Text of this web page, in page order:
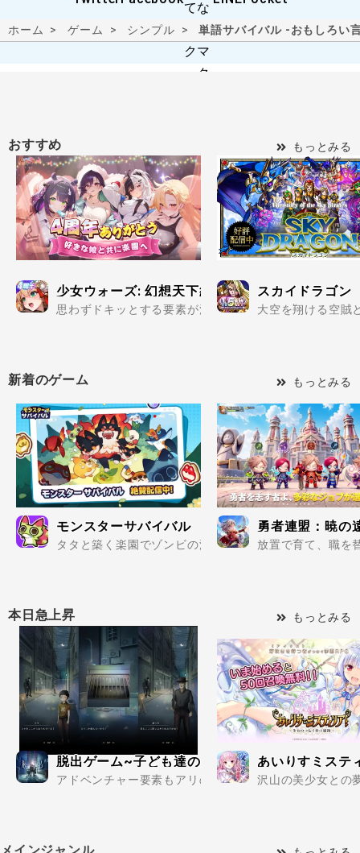
ホーム ゲーム シンプル 単語サバイバル -おもしろい
おすすめ もっとみる
少女ウォーズ: 幻想天下統一戦
思わずドキッとする要素が満載の美少女だらけで楽し
スカイドラゴン
大空を翔ける空賊
新着のゲーム もっとみる
モンスターサバイバル
タタと築く楽園でゾンビの波を迎え撃て..
勇者連盟：暁の
放置で育て、職を
本日急上昇 もっとみる
脱出ゲーム~子ども達の路地裏から脱出~
アドベンチャー要素もアリの新感覚脱出ゲーム！..
あいりすミステ
沢山の美少女との